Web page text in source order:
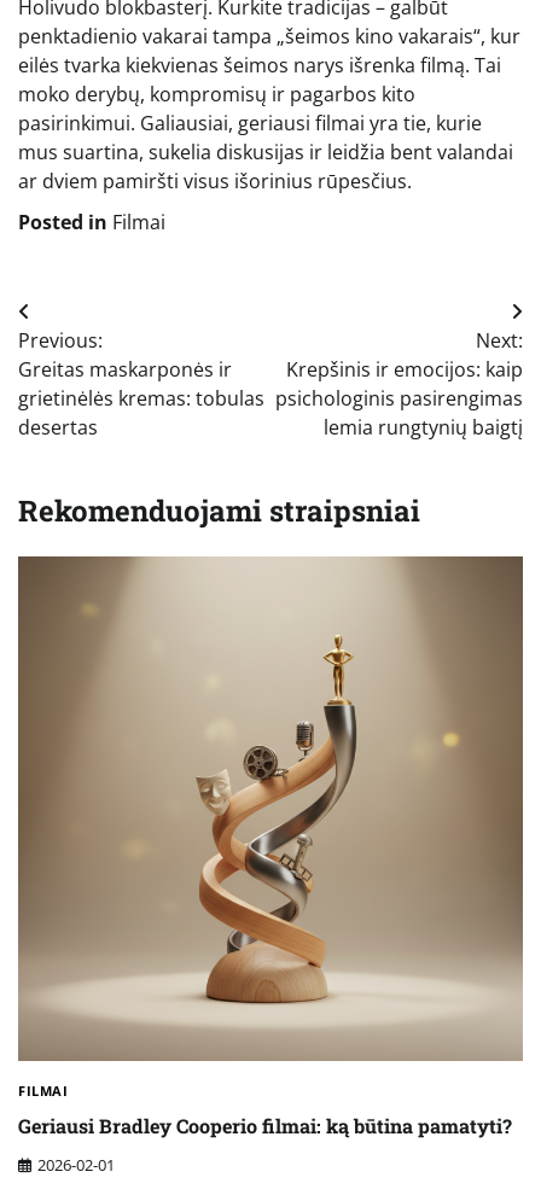
Holivudo blokbasterį. Kurkite tradicijas – galbūt
penktadienio vakarai tampa „šeimos kino vakarais“, kur
eilės tvarka kiekvienas šeimos narys išrenka filmą. Tai
moko derybų, kompromisų ir pagarbos kito
pasirinkimui. Galiausiai, geriausi filmai yra tie, kurie
mus suartina, sukelia diskusijas ir leidžia bent valandai
ar dviem pamiršti visus išorinius rūpesčius.
Posted in Filmai
Navigacija
tarp
įrašų
Previous:
Greitas maskarponės ir
grietinėlės kremas: tobulas
desertas
Next:
Krepšinis ir emocijos: kaip
psichologinis pasirengimas
lemia rungtynių baigtį
Rekomenduojami straipsniai
FILMAI
Geriausi Bradley Cooperio filmai: ką būtina pamatyti?
2026-02-01